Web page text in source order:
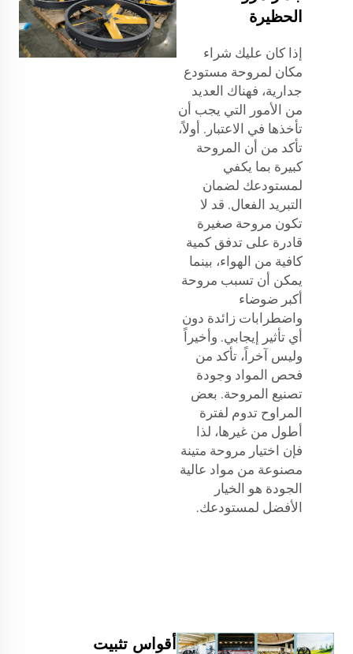
الحظيرة
إذا كان عليك شراء
مكان لمروحة مستودع
جدارية، فهناك العديد
من الأمور التي يجب أن
تأخذها في الاعتبار. أولاً،
تأكد من أن المروحة
كبيرة بما يكفي
لمستودعك لضمان
التبريد الفعال. قد لا
تكون مروحة صغيرة
قادرة على تدفق كمية
كافية من الهواء، بينما
يمكن أن تسبب مروحة
أكبر ضوضاء
واضطرابات زائدة دون
أي تأثير إيجابي. وأخيراً
وليس آخراً، تأكد من
فحص المواد وجودة
تصنيع المروحة. بعض
المراوح تدوم لفترة
أطول من غيرها، لذا
فإن اختيار مروحة متينة
مصنوعة من مواد عالية
الجودة هو الخيار
الأفضل لمستودعك.
أقواس تثبيت